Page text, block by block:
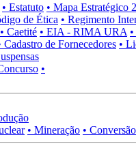
• Estatuto • Mapa Estratégico
de Ética • Regimento
• Caetité • EIA - RIMA URA
Cadastro de Fornecedores •
•
• Mineração • Conversão